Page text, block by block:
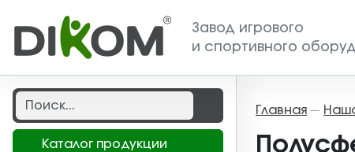
Завод игрового
и спортивного
Каталог продукции
Главная —